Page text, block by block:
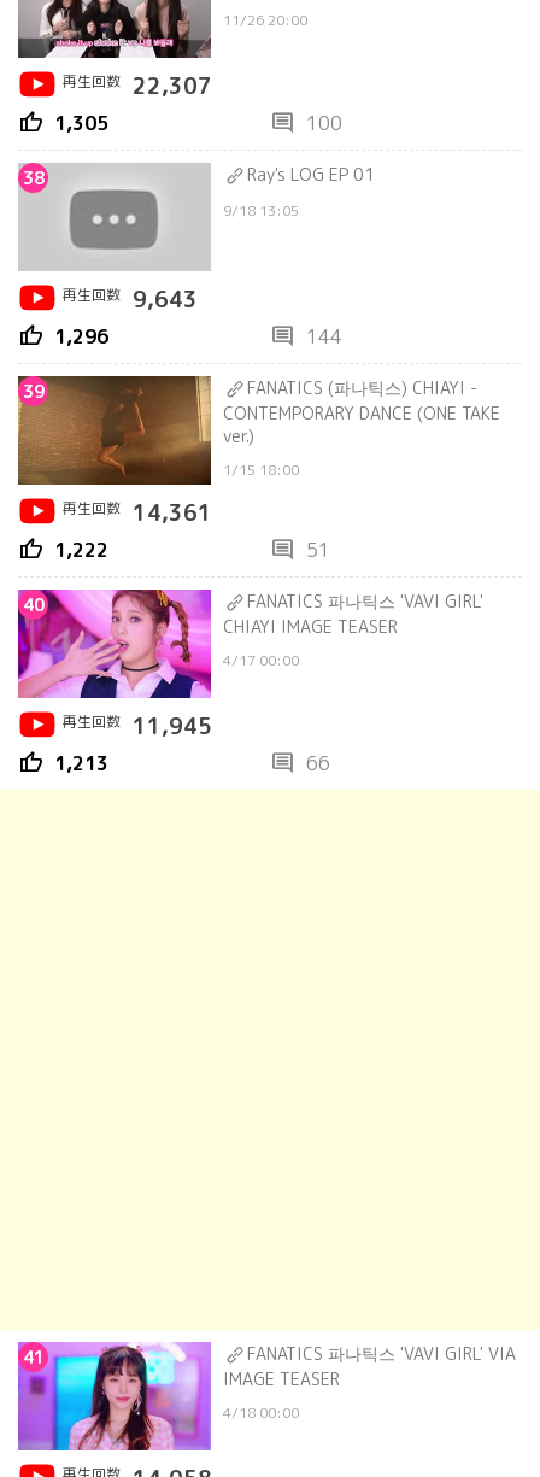
11/26 20:00
再生回数 22,307
thumb_up 1,305 comment 100
38 Ray's LOG EP 01
9/18 13:05
再生回数 9,643
thumb_up 1,296 comment 144
39
FANATICS (파나틱스) CHIAYI -
CONTEMPORARY DANCE (ONE TAKE
ver.)
1/15 18:00
再生回数
14,361
thumb_up 1,222 comment 51
40
FANATICS 파나틱스 'VAVI GIRL'
CHIAYI IMAGE TEASER
4/17 00:00
再生回数 11,945
thumb_up 1,213 comment 66
41
FANATICS 파나틱스 'VAVI GIRL' VIA
IMAGE TEASER
4/18 00:00